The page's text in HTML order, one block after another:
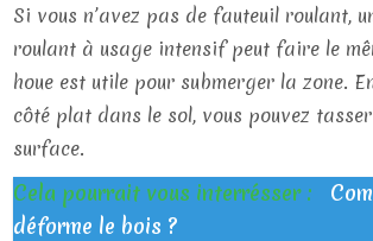
Si vous n’avez pas de fauteuil roulant,
roulant à usage intensif peut faire le
houe est utile pour submerger la zone.
côté plat dans le sol, vous pouvez
surface.
Cela pourrait vous interrésser :
déforme le bois ?